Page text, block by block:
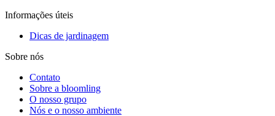
Informações úteis
Dicas de jardinagem
Sobre nós
Contato
Sobre a bloomling
O nosso grupo
Nós e o nosso ambiente